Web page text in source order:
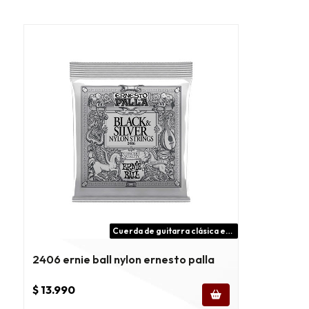
Cuerda de guitarra clásica ernie ball
2406 ernie ball nylon ernesto palla
$ 13.990